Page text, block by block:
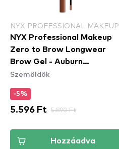
NYX PROFESSIONAL MAKEUP
NYX Professional Makeup
Zero to Brow Longwear
Brow Gel - Auburn
(ZTBG04) - szemöldök gél
Szemöldök
-5%
5.596 Ft 5.890 Ft
Hozzáadva